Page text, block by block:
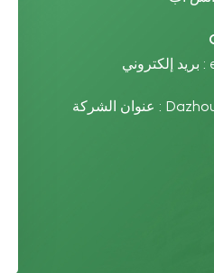
بريد إلكتروني :
عنوان الشركة : Dazhou High-tech Zone, Sichuan Province,